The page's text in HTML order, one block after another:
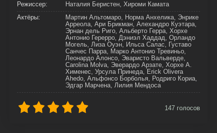
Режиссер:
Наталия Беристен, Хироми Камата
Актёры:
Мартин Альтомаро, Норма Анхелика, Энрике
Арреола, Ари Брикман, Алехандро Куэтара,
Эрнан дель Риго, Альберто Герра, Хорхе
Антонио Герерро, Дэниэл Хаддад, Орландо
Могель, Лиза Оуэн, Ильса Салас, Густаво
Санчес Парра, Марко Антонио Тревиньо,
Леонардо Алонсо, Эваристо Вальверде,
Carolina Molva, Эверардо Арзате, Хорхе А.
Хименес, Урсула Принеда, Erick Olivera
Ahedo, Альфонсо Борболья, Родриго Кориа,
Эдгар Марчена, Лилия Мендоса
147 голосов